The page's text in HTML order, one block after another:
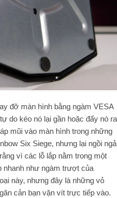
đỡ màn hình bằng ngàm VESA
do kéo nó lại gần hoặc đẩy nó ra
mũi vào màn hình trong những
Six Siege, nhưng lại ngồi ngả
vì các lỗ lắp nằm trong một
nhanh như ngàm trượt của
này, nhưng đây là những vỏ
cản bạn vặn vít trực tiếp vào.